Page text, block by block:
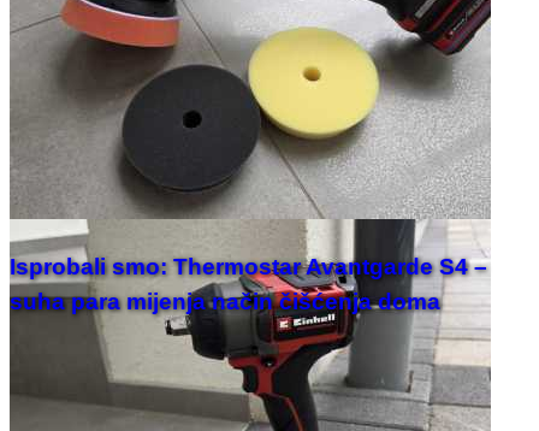
Isprobali smo: Thermostar Avantgarde S4 –
suha para mijenja način čišćenja doma